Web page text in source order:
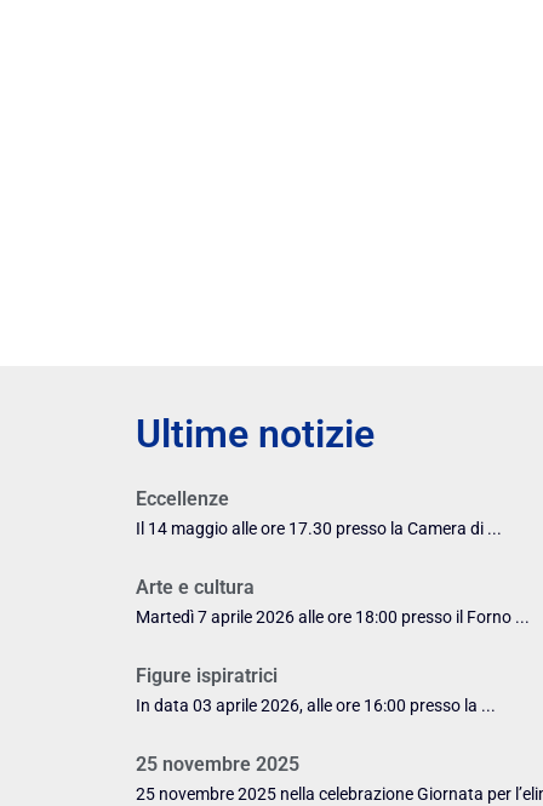
Ultime notizie
Eccellenze
Il 14 maggio alle ore 17.30 presso la Camera di ...
Arte e cultura
Martedì 7 aprile 2026 alle ore 18:00 presso il Forno ...
Figure ispiratrici
In data 03 aprile 2026, alle ore 16:00 presso la ...
25 novembre 2025
25 novembre 2025 nella celebrazione Giornata per